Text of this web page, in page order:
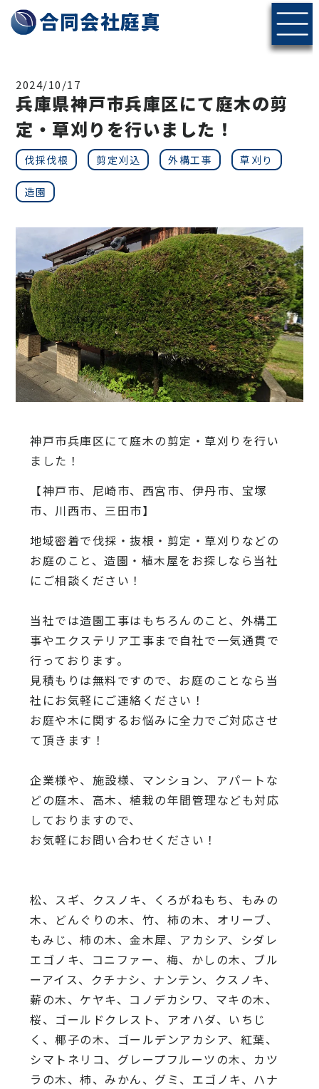
神戸・北摂エリアの伐採・剪定なら合同会社庭真へ
合同会社庭真
2024/10/17
兵庫県神戸市兵庫区にて庭木の剪
定・草刈りを行いました！
伐採伐根 剪定刈込 外構工事 草刈り
造園
神戸市兵庫区にて庭木の剪定・草刈りを行い
ました！
【神戸市、尼崎市、西宮市、伊丹市、宝塚
市、川西市、三田市】
地域密着で伐採・抜根・剪定・草刈りなどの
お庭のこと、造園・ 植木屋をお探しなら当社
にご相談ください！
当社では造園工事はもちろんのこと、 外構工
事やエクステリア工事まで自社で一気通貫で
行っております。
見積もりは無料ですので、 お庭のことなら当
社にお気軽にご連絡ください！
お庭や木に関するお悩みに全力でご対応させ
て頂きます！
企業様や、施設様、マンション、アパートな
どの庭木、高木、植栽の年間管理なども対応
しておりますので、
お気軽にお問い合わせください！
松、スギ、クスノキ、くろがねもち、もみの
木、どんぐりの木、 竹、柿の木、オリーブ、
もみじ、柿の木、金木犀、アカシア、 シダレ
エゴノキ、コニファー、梅、かしの木、ブル
ーアイス、 クチナシ、ナンテン、クスノキ、
薪の木、ケヤキ、コノデカシワ、マキの木、
桜、 ゴールドクレスト、アオハダ、いちじ
く、椰子の木、 ゴールデンアカシア、紅葉、
シマトネリコ、 グレープフルーツの木、カツ
ラの木、柿、みかん、グミ、 エゴノキ、ハナ